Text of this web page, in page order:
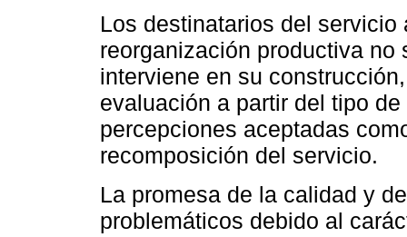
Los destinatarios del
reorganización productiva
interviene en su
evaluación a partir del tipo
percepciones aceptadas
recomposición del servicio.
La promesa de la calidad y
problemáticos debido al